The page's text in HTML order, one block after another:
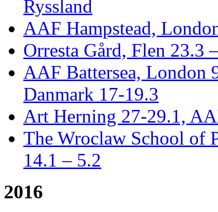
Ryssland
AAF Hampstead,
Orresta Gård, Flen 23.3
AAF Battersea, London
Danmark 17-19.3
Art Herning 27-29.1,
The Wroclaw School of
14.1 – 5.2
2016